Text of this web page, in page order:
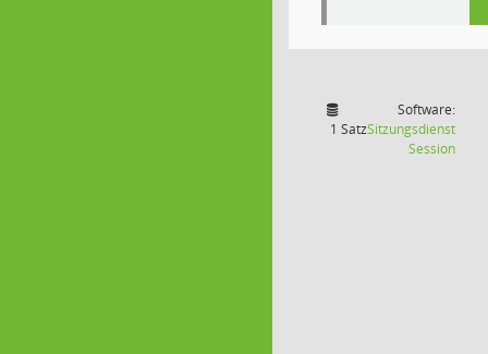
1 Satz
Software:
Sitzungsdienst
Session